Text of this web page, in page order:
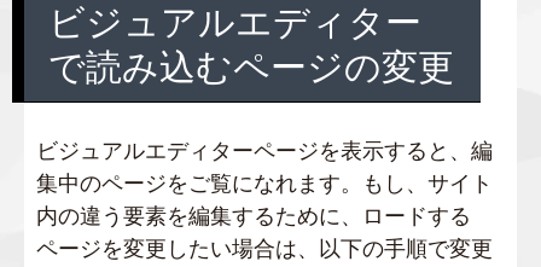
ビジュアルエディター
で読み込むページの変更
ビジュアルエディターページを表示すると、編
集中のページをご覧になれます。もし、サイト
内の違う要素を編集するために、ロードする
ページを変更したい場合は、以下の手順で変更